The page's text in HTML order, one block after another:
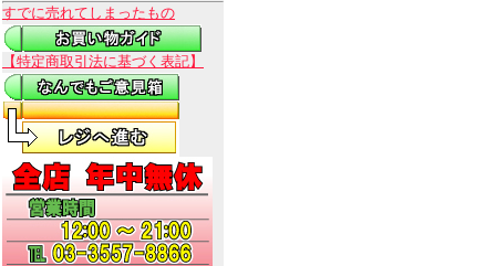
すでに売れてしまったもの
【特定商取引法に基づく表記】